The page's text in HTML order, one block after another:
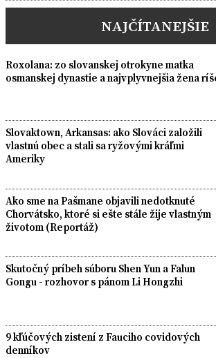
NAJČÍTANEJŠIE
Roxolana: zo slovanskej otrokyne matka
osmanskej dynastie a najvplyvnejšia žena
Slovaktown, Arkansas: ako Slováci založili
vlastnú obec a stali sa ryžovými kráľmi
Ameriky
Ako sme na Pašmane objavili nedotknuté
Chorvátsko, ktoré si ešte stále žije vlastným
životom (Reportáž)
Skutočný príbeh súboru Shen Yun a Falun
Gongu - rozhovor s pánom Li Hongzhi
9 kľúčových zistení z Fauciho covidových
denníkov